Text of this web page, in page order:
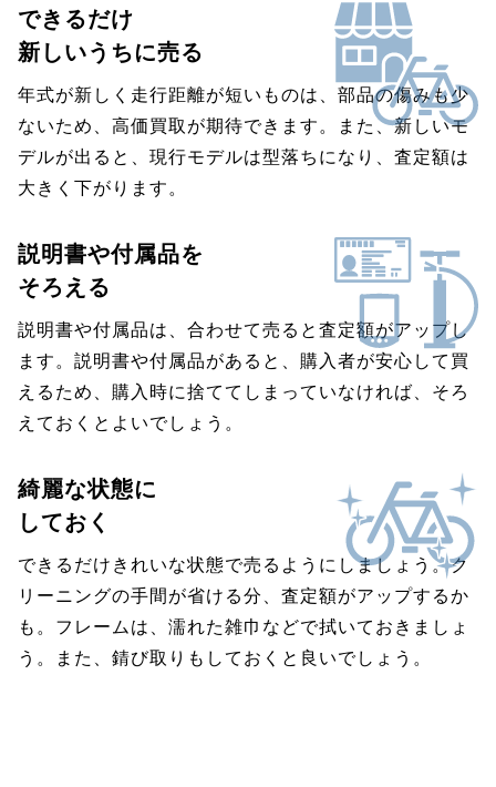
できるだけ
新しいうちに売る
年式が新しく走行距離が短いものは、部品の傷みも少
ないため、高価買取が期待できます。また、新しいモ
デルが出ると、現行モデルは型落ちになり、査定額は
大きく下がります。
説明書や付属品を
そろえる
説明書や付属品は、合わせて売ると査定額がアップし
ます。説明書や付属品があると、購入者が安心して買
えるため、購入時に捨ててしまっていなければ、そろ
えておくとよいでしょう。
綺麗な状態に
しておく
できるだけきれいな状態で売るようにしましょう。ク
リーニングの手間が省ける分、査定額がアップするか
も。フレームは、濡れた雑巾などで拭いておきましょ
う。また、錆び取りもしておくと良いでしょう。